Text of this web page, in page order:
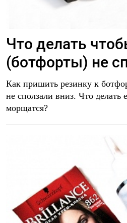
Что делать
(ботфорты) не
Как пришить резинку к
не сползали вниз. Что делать
морщатся?